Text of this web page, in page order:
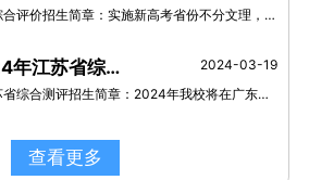
2024年北京外国语大学综合评价招生简章：实施新高考省份不分文理，具体选考科目以所在省市考试院发布的招生计划为准。
华南理工大学2024年江苏省综合测评招生简章
2024-03-19
2024年华南理工大学江苏省综合测评招生简章：2024年我校将在广东、江苏、上海、浙江、山东等五省市继续实施综合评价招生。
查看更多